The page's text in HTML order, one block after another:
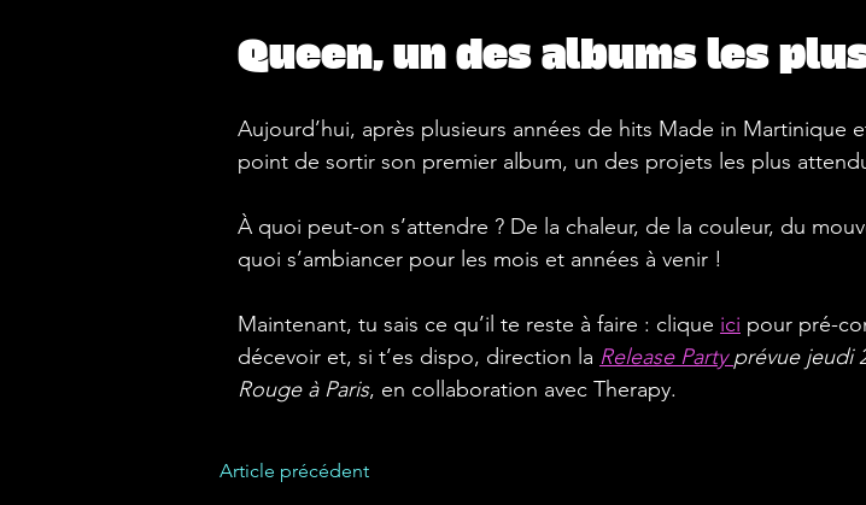
Queen, un des albums les
Aujourd’hui, après plusieurs années de hits Made in Martinique
point de sortir son premier album, un des projets les plus
À quoi peut-on s’attendre ? De la chaleur, de la couleur, du
quoi s’ambiancer pour les mois et années à venir !
Maintenant, tu sais ce qu’il te reste à faire : clique ici pour pré-
décevoir et, si t’es dispo, direction la Release Party prévue jeudi
Rouge à Paris, en collaboration avec Therapy.
Article précédent